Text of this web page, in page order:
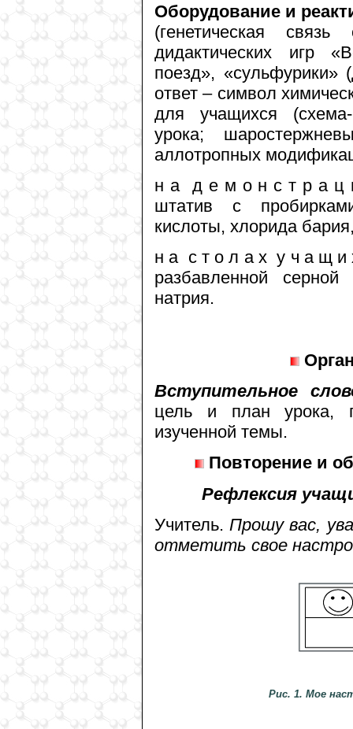
Оборудование и
(генетическая
дидактических игр
поезд», «сульфурики»
ответ – символ
для учащихся (схема-
урока;
аллотропных
н а д е м о н с т р а ц
штатив с
кислоты, хлорида
н а с т о л а х у ч а щ и
разбавленной
натрия.
Вступительное
цель и план урока,
изученной темы.
Повторение и
Рефлексия
Учитель. Прошу вас,
отметить свое
Рис. 1. Мое